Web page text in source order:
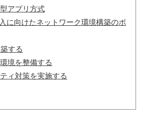
アプリ方式
に向けたネットワーク環境構築のポ
する
境を整備する
ィ対策を実施する